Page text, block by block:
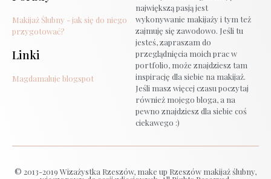
Makijaż Ślubny - jak się do niego
przygotować?
Linki
Magdamaluje blogspot
największą pasją jest
wykonywanie makijaży i tym też
zajmuję się zawodowo. Jeśli tu
jesteś, zapraszam do
przeglądnięcia moich prac w
portfolio, może znajdziesz tam
inspirację dla siebie na makijaż.
Jeśli masz więcej czasu poczytaj
również mojego bloga, a na
pewno znajdziesz dla siebie coś
ciekawego :)
© 2013-2019 Wizażystka Rzeszów, make up Rzeszów makijaż ślubny,